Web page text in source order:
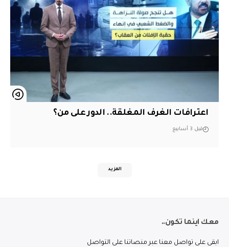
اعترافات الغرف المغلقة.. الدور على من؟
قبل 3 أسابيع
المزيد
معك اينما تكون..
ابقى على تواصل معنا عبر منصاتنا على التواصل